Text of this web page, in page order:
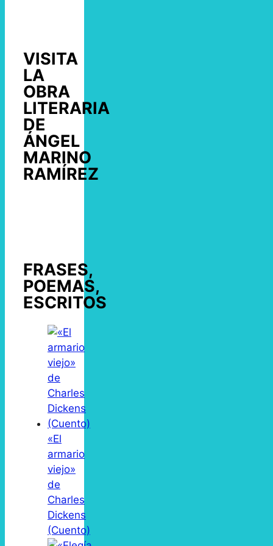
VISITA
LA
OBRA
LITERARIA
DE
ÁNGEL
MARINO
RAMÍREZ
FRASES,
POEMAS,
ESCRITOS
«El
armario
viejo»
de
Charles
Dickens
(Cuento)